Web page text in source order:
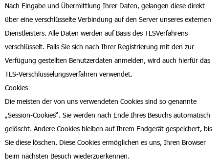
Nach Eingabe und Übermittlung Ihrer Daten, gelangen diese direkt
über eine verschlüsselte Verbindung auf den Server unseres externen
Dienstleisters. Alle Daten werden auf Basis des TLSVerfahrens
verschlüsselt. Falls Sie sich nach Ihrer Registrierung mit den zur
Verfügung gestellten Benutzerdaten anmelden, wird auch hierfür das
TLS-Verschlüsselungsverfahren verwendet.
Cookies
Die meisten der von uns verwendeten Cookies sind so genannte
„Session-Cookies“. Sie werden nach Ende Ihres Besuchs automatisch
gelöscht. Andere Cookies bleiben auf Ihrem Endgerät gespeichert, bis
Sie diese löschen. Diese Cookies ermöglichen es uns, Ihren Browser
beim nächsten Besuch wiederzuerkennen.